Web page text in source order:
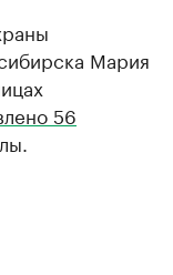
Мария
56